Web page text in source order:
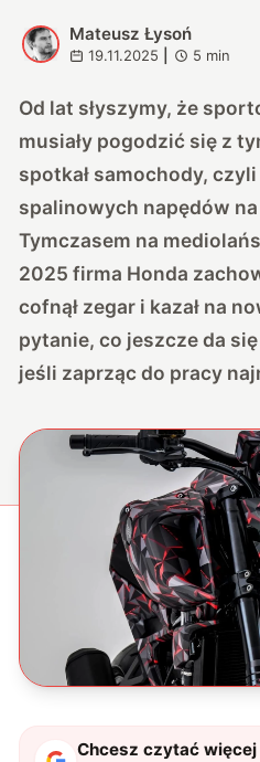
M
Mateusz Łysoń
19.11.2025 5 min
Od lat słyszymy, że
musiały pogodzić się z
spotkał samochody,
spalinowych napędów
Tymczasem na
2025 firma Honda
cofnął zegar i kazał na
pytanie, co jeszcze da
jeśli zaprząc do pracy
Chcesz czytać